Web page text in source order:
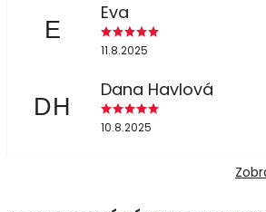
E
Eva
11.8.2025
DH
Dana Havlová
10.8.2025